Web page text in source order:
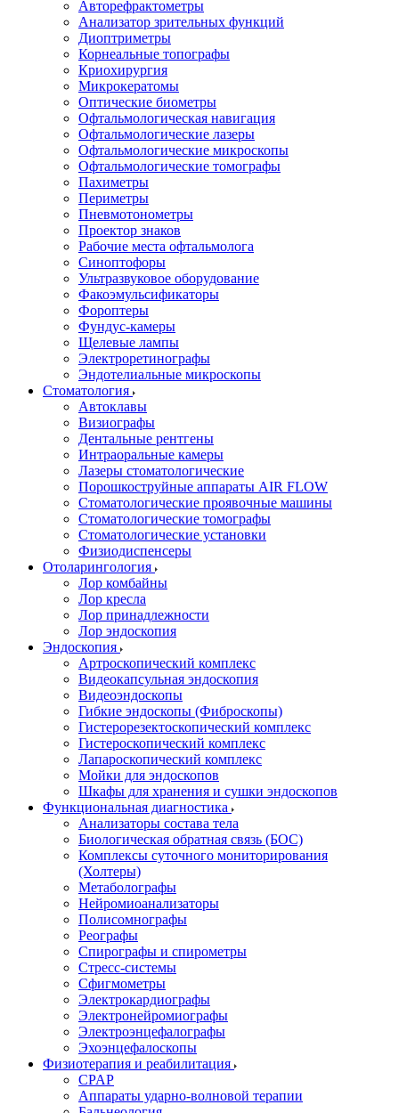
Авторефрактометры
Анализатор зрительных функций
Диоптриметры
Корнеальные топографы
Криохирургия
Микрокератомы
Оптические биометры
Офтальмологическая навигация
Офтальмологические лазеры
Офтальмологические микроскопы
Офтальмологические томографы
Пахиметры
Периметры
Пневмотонометры
Проектор знаков
Рабочие места офтальмолога
Синоптофоры
Ультразвуковое оборудование
Факоэмульсификаторы
Фороптеры
Фундус-камеры
Щелевые лампы
Электроретинографы
Эндотелиальные микроскопы
Стоматология
Автоклавы
Визиографы
Дентальные рентгены
Интраоральные камеры
Лазеры стоматологические
Порошкоструйные аппараты AIR FLOW
Стоматологические проявочные машины
Стоматологические томографы
Стоматологические установки
Физиодиспенсеры
Отоларингология
Лор комбайны
Лор кресла
Лор принадлежности
Лор эндоскопия
Эндоскопия
Артроскопический комплекс
Видеокапсульная эндоскопия
Видеоэндоскопы
Гибкие эндоскопы (Фиброcкопы)
Гистерорезектоскопический комплекс
Гистероскопический комплекс
Лапароскопический комплекс
Мойки для эндоскопов
Шкафы для хранения и сушки эндоскопов
Функциональная диагностика
Анализаторы состава тела
Биологическая обратная связь (БОС)
Комплексы суточного мониторирования
(Холтеры)
Метаболографы
Нейромиоанализаторы
Полисомнографы
Реографы
Спирографы и спирометры
Стресс-системы
Сфигмометры
Электрокардиографы
Электронейромиографы
Электроэнцефалографы
Эхоэнцефалоскопы
Физиотерапия и реабилитация
CPAP
Аппараты ударно-волновой терапии